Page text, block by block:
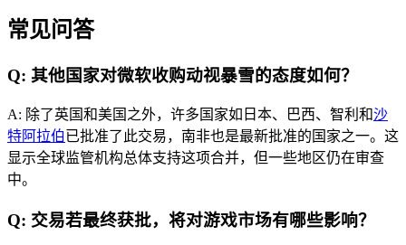
常见问答
Q: 其他国家对微软收购动视暴雪的态度如何？
A: 除了英国和美国之外，许多国家如日本、巴西、智利和沙
特阿拉伯已批准了此交易，南非也是最新批准的国家之一。这
显示全球监管机构总体支持这项合并，但一些地区仍在审查
中。
Q: 交易若最终获批，将对游戏市场有哪些影响？